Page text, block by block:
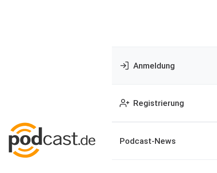
Anmeldung
Registrierung
Podcast-News